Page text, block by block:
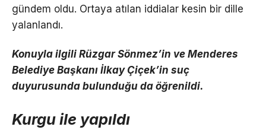
gündem oldu. Ortaya atılan iddialar kesin bir dille
yalanlandı.
Konuyla ilgili Rüzgar Sönmez’in ve Menderes
Belediye Başkanı İlkay Çiçek’in suç
duyurusunda bulunduğu da öğrenildi.
Kurgu ile yapıldı